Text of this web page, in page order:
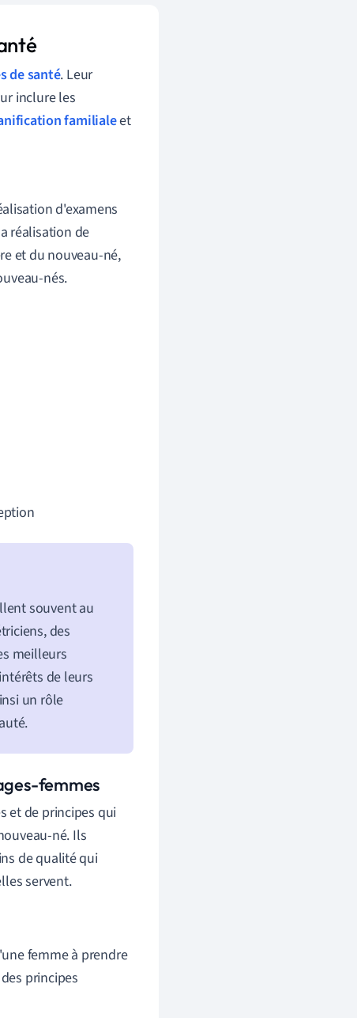
de santé. Leur
inclure les
familialeet
d'examens
réalisation de
et du nouveau-né,
nés.
souvent au
des
meilleurs
de leurs
un rôle
femmes
et de principes qui
né. Ils
de qualité qui
servent.
femme à prendre
principes